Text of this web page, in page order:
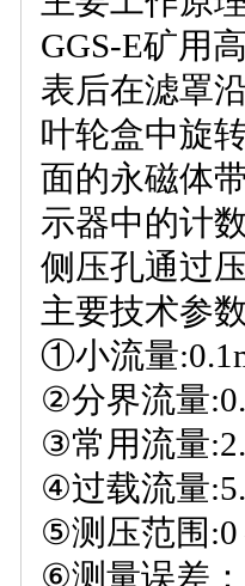
GGS-E矿用
表后在滤罩
叶轮盒中旋
面的永磁体
示器中的计
侧压孔通过
主要技术参
①小流量
②分界流量
③常用流量
④过载流量
⑤测压范围:0
⑥测量误差